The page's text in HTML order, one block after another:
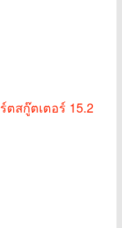
ตสกู๊ตเตอร์ 15.2